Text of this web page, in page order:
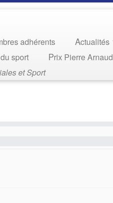
adhérents Actualités
du sport
Prix Pierre Arnaud
et Sport